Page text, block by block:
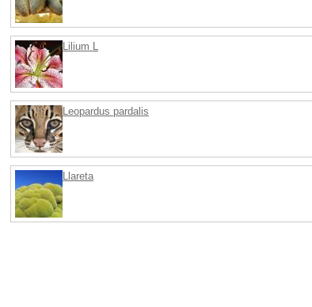
Lilium L
Leopardus pardalis
Llareta